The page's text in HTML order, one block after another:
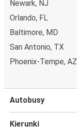
Newark, NJ
Orlando, FL
Baltimore, MD
San Antonio, TX
Phoenix-Tempe, AZ
Autobusy
Kierunki